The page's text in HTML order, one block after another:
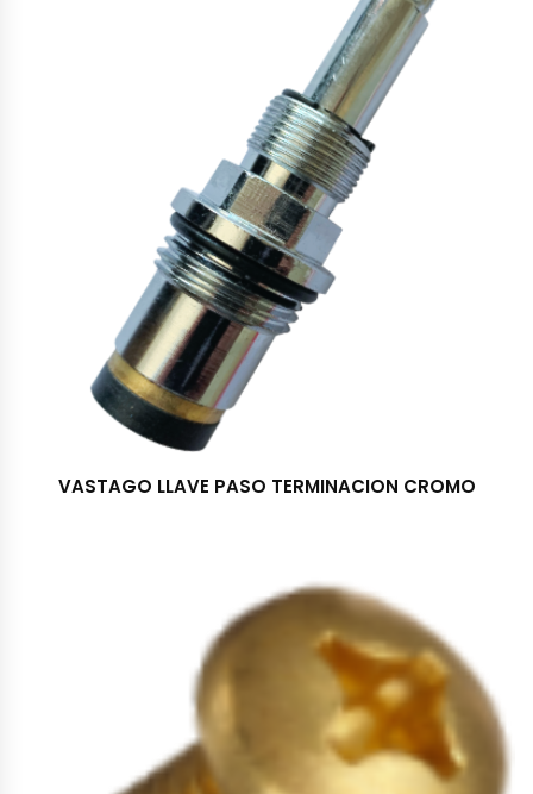
VASTAGO LLAVE PASO TERMINACION CROMO